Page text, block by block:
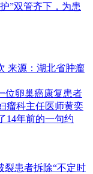
”双管齐下，为患
来源：湖北省肿瘤
位卵巢癌康复患者
瘤科主任医师黄奕
14年前的一句约
裂患者拆除“不定时